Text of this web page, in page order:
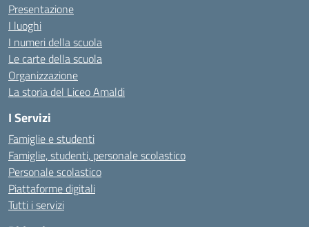
Presentazione
I luoghi
I numeri della scuola
Le carte della scuola
Organizzazione
La storia del Liceo Amaldi
I Servizi
Famiglie e studenti
Famiglie, studenti, personale scolastico
Personale scolastico
Piattaforme digitali
Tutti i servizi